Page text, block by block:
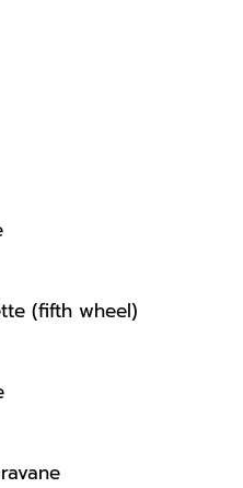
(fifth wheel)